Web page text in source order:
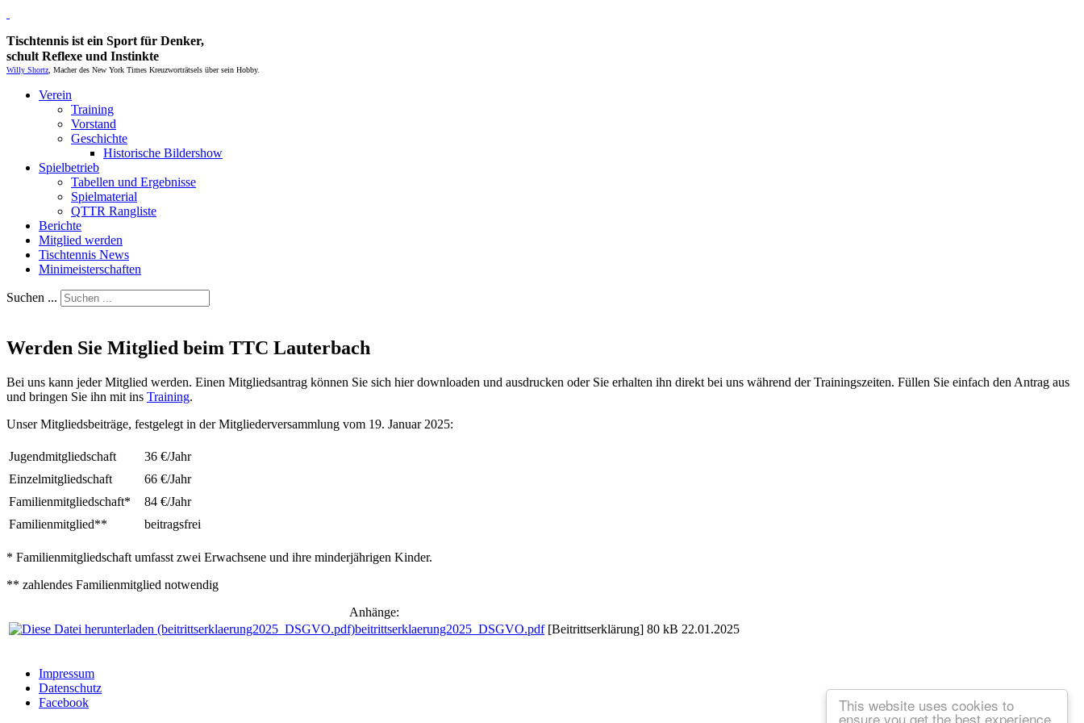
This website uses cookies to
ensure you get the best experience
Tischtennis ist ein Sport für Denker,
schult Reflexe und Instinkte
Willy Shortz , Macher des New York Times Kreuzworträtsels über sein Hobby.
Verein
Training
Vorstand
Geschichte
Historische Bildershow
Spielbetrieb
Tabellen und Ergebnisse
Spielmaterial
QTTR Rangliste
Berichte
Mitglied werden
Tischtennis News
Minimeisterschaften
Suchen ...
Werden Sie Mitglied beim TTC Lauterbach
Bei uns kann jeder Mitglied werden. Einen Mitgliedsantrag können Sie sich hier downloaden und ausdrucken oder Sie erhalten ihn direkt bei uns während der Trainingszeiten. Füllen Sie einfach den Antrag aus
und bringen Sie ihn mit ins Training.
Unser Mitgliedsbeiträge, festgelegt in der Mitgliederversammlung vom 19. Januar 2025:
Jugendmitgliedschaft
36 €/Jahr
Einzelmitgliedschaft
66 €/Jahr
Familienmitgliedschaft*
84 €/Jahr
Familienmitglied**
beitragsfrei
* Familienmitgliedschaft umfasst zwei Erwachsene und ihre minderjährigen Kinder.
** zahlendes Familienmitglied notwendig
Anhänge:
beitrittserklaerung2025_DSGVO.pdf [Beitrittserklärung] 80 kB 22.01.2025
Impressum
Datenschutz
Facebook